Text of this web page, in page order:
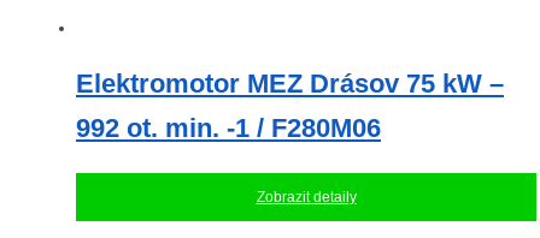
Elektromotor MEZ Drásov 75 kW –
992 ot. min. -1 / F280M06
Zobrazit detaily